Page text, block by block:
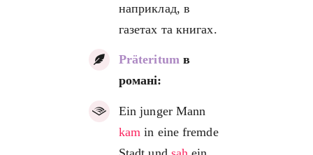
наприклад, в
газетах та книгах.
Präteritumв
романі:
Ein junger Mann
kam in eine fremde